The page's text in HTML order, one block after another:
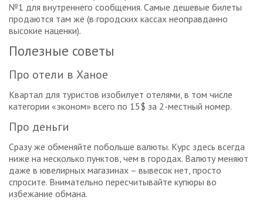
№1 для внутреннего сообщения. Самые дешевые билеты
продаются там же (в городских кассах неоправданно
высокие наценки).
Полезные советы
Про отели в Ханое
Квартал для туристов изобилует отелями, в том числе
категории «эконом» всего по 15$ за 2-местный номер.
Про деньги
Сразу же обменяйте побольше валюты. Курс здесь всегда
ниже на несколько пунктов, чем в городах. Валюту меняют
даже в ювелирных магазинах – вывесок нет, просто
спросите. Внимательно пересчитывайте купюры во
избежание обмана.